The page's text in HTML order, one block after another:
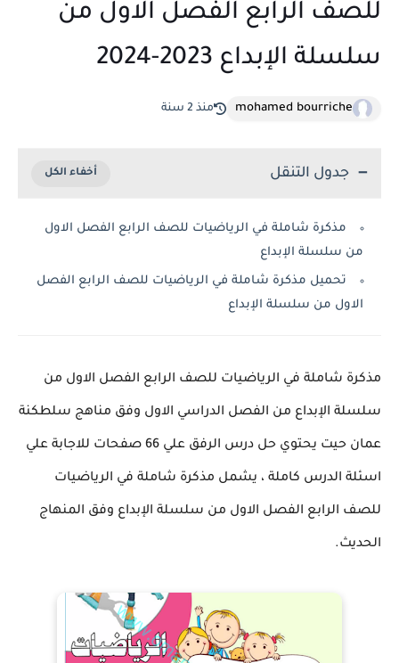
للصف الرابع الفصل الاول من
سلسلة الإبداع 2023-2024
mohamed bourriche منذ 2 سنة
جدول التنقل
مذكرة شاملة في الرياضيات للصف الرابع الفصل الاول
من سلسلة الإبداع
تحميل مذكرة شاملة في الرياضيات للصف الرابع الفصل
الاول من سلسلة الإبداع
مذكرة شاملة في الرياضيات للصف الرابع الفصل الاول من
سلسلة الإبداع من الفصل الدراسي الاول وفق مناهج سلطكنة
عمان حيت يحتوي حل درس الرفق علي 66 صفحات للاجابة علي
اسئلة الدرس كاملة ، يشمل مذكرة شاملة في الرياضيات
للصف الرابع الفصل الاول من سلسلة الإبداع وفق المنهاج
الحديث.